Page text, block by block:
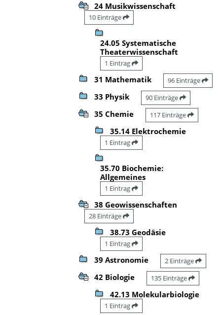
24 Musikwissenschaft
10 Einträge
24.05 Systematische
Theaterwissenschaft
1 Eintrag
31 Mathematik 96 Einträge
33 Physik 90 Einträge
35 Chemie 117 Einträge
35.14 Elektrochemie
1 Eintrag
35.70 Biochemie:
Allgemeines
1 Eintrag
38 Geowissenschaften
28 Einträge
38.73 Geodäsie
1 Eintrag
39 Astronomie 2 Einträge
42 Biologie 135 Einträge
42.13 Molekularbiologie
1 Eintrag